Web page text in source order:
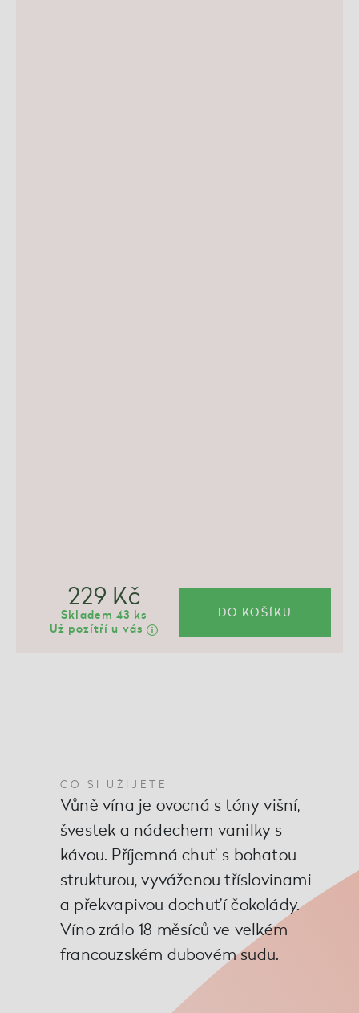
229 Kč
Skladem 43 ks
Už pozítří u vás
DO KOŠÍKU
CO SI UŽIJETE
Vůně vína je ovocná s tóny višní,
švestek a nádechem vanilky s
kávou. Příjemná chuť s bohatou
strukturou, vyváženou tříslovinami
a překvapivou dochuťí čokolády.
Víno zrálo 18 měsíců ve velkém
francouzském dubovém sudu.